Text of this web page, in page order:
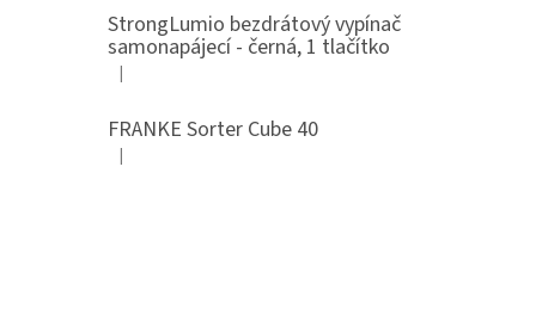
StrongLumio bezdrátový vypínač
samonapájecí - černá, 1 tlačítko
Hodnocení produktu je 4 z 5 hvězdiček.
|
FRANKE Sorter Cube 40
Hodnocení produktu je 3 z 5 hvězdiček.
|